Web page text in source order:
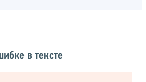
в тексте